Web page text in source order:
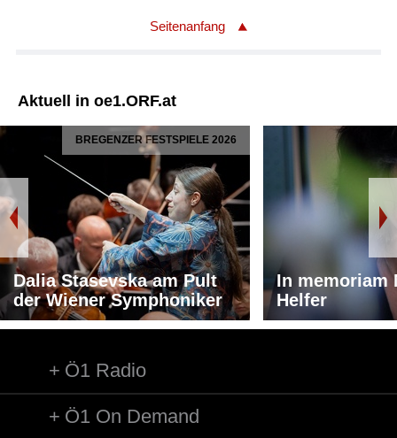
Seitenanfang
Aktuell in oe1.ORF.at
BREGENZER FESTSPIELE 2026
Dalia Stasevska am Pult
der Wiener Symphoniker
In memoriam
Helfer
Ö1 Radio
Ö1 On Demand